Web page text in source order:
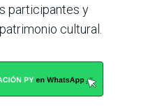
participantes y
cultural.